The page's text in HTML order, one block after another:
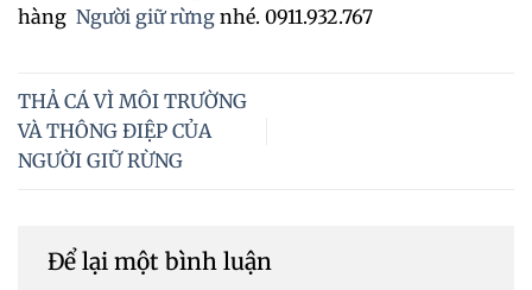
hàng Người giữ rừng nhé. 0911.932.767
THẢ CÁ VÌ MÔI TRƯỜNG
VÀ THÔNG ĐIỆP CỦA
NGƯỜI GIỮ RỪNG
Để lại một bình luận